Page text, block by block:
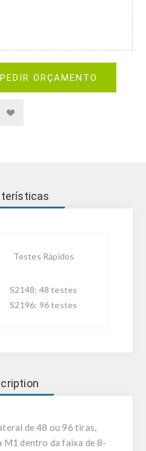
PEDIR ORÇAMENTO
Testes Rápidos
S2148: 48 testes
S2196: 96 testes
de 48 ou 96 tiras,
dentro da faixa de 8-